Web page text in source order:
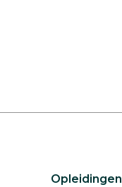
Opleidingen